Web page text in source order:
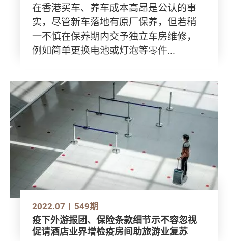
在香港买车、养车成本高昂是公认的事
实，尽管新车落地有原厂保养，但若稍
一不慎在保养期内交予独立车房维修，
例如简单更换电池或灯泡等零件...
2022.07 549期
疫下外游报团、保险条款细节示不容忽视
促请酒店业界增检疫房间助旅游业复苏